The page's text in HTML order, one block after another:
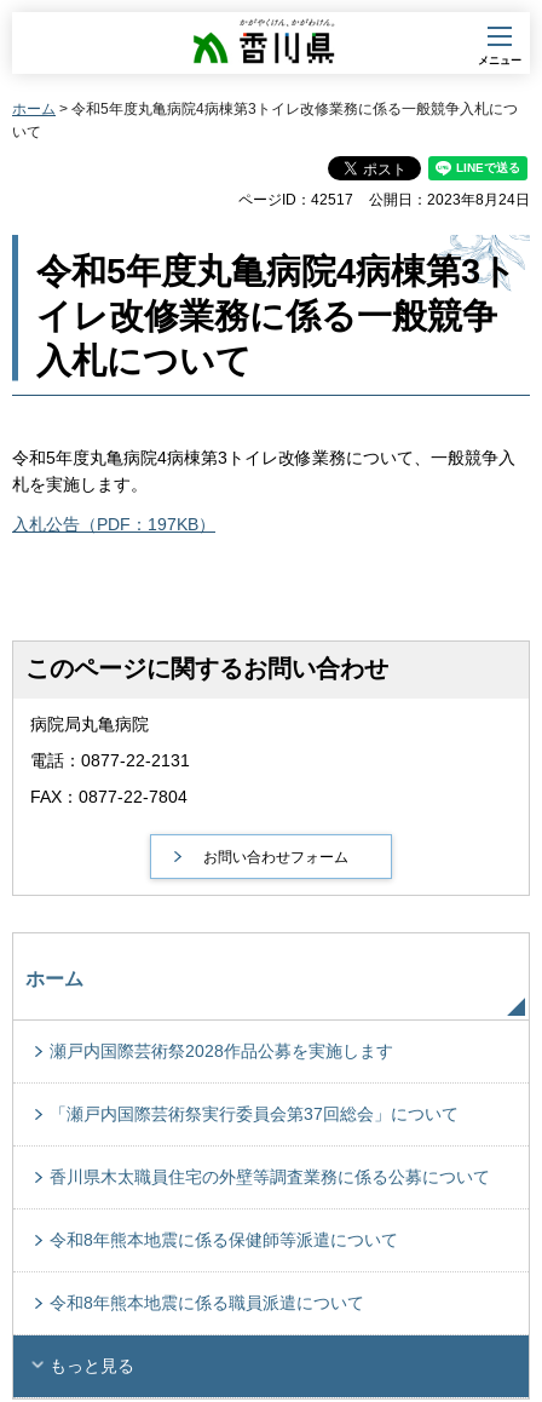
香川県
メニュー
ホーム > 令和5年度丸亀病院4病棟第3トイレ改修業務に係る一般競争入札につ
いて
ページID：42517 公開日：2023年8月24日
令和5年度丸亀病院4病棟第3ト
イレ改修業務に係る一般競争
入札について
令和5年度丸亀病院4病棟第3トイレ改修業務について、一般競争入
札を実施します。
入札公告（PDF：197KB）
このページに関するお問い合わせ
病院局丸亀病院
電話：0877-22-2131
FAX：0877-22-7804
ホーム
瀬戸内国際芸術祭2028作品公募を実施します
「瀬戸内国際芸術祭実行委員会第37回総会」について
香川県木太職員住宅の外壁等調査業務に係る公募について
令和8年熊本地震に係る保健師等派遣について
令和8年熊本地震に係る職員派遣について
もっと見る